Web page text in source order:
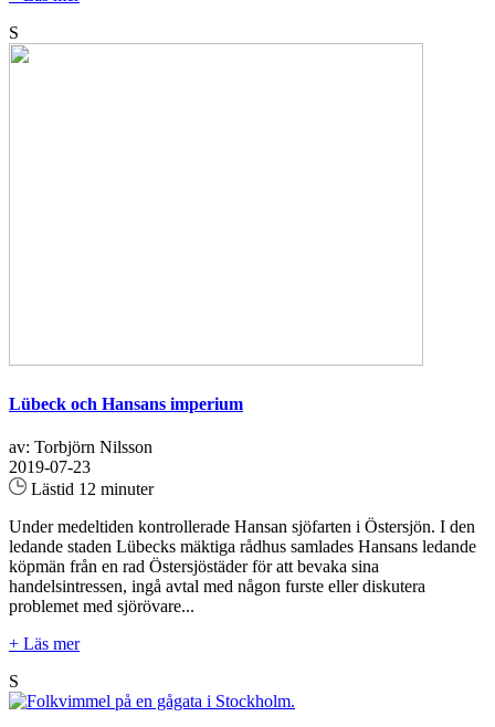
S
Lübeck och Hansans imperium
av: Torbjörn Nilsson
2019-07-23
Lästid 12 minuter
Under medeltiden kontrollerade Hansan sjöfarten i Östersjön. I den
ledande staden Lübecks mäktiga rådhus samlades Hansans ledande
köpmän från en rad Östersjöstäder för att bevaka sina
handelsintressen, ingå avtal med någon furste eller diskutera
problemet med sjörövare...
+ Läs mer
S